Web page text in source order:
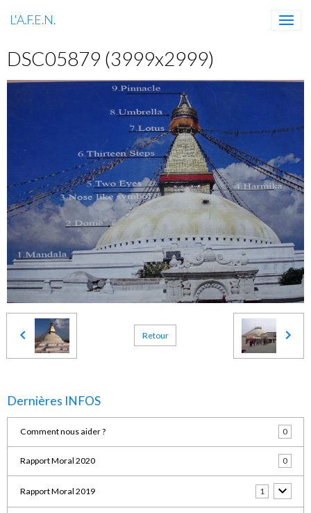
L'A.F.E.N.
DSC05879 (3999x2999)
Retour
Dernières INFOS
Comment nous aider ? 0
Rapport Moral 2020 0
Rapport Moral 2019 1